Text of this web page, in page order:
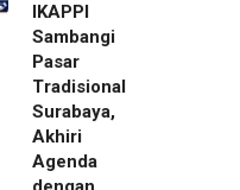
IKAPPI
Sambangi
Pasar
Tradisional
Surabaya,
Akhiri
Agenda